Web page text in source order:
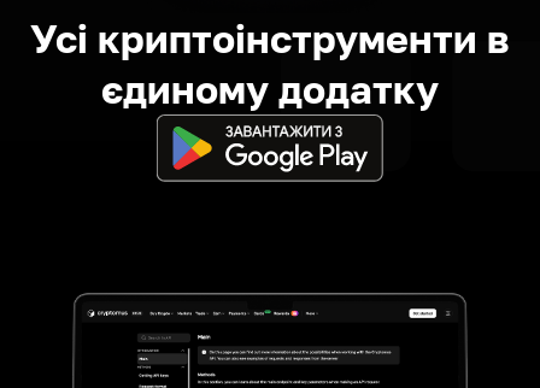
Усі криптоінструменти в
єдиному додатку